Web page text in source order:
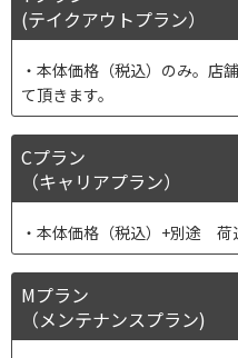
(テイクアウトプラン）
本体価格（税込）のみ。店
て頂きます。
Cプラン
（キャリアプラン）
本体価格（税込）+別途 荷
Mプラン
（メンテナンスプラン)